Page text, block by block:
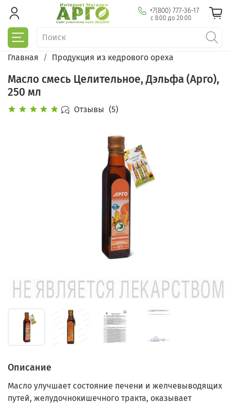
+7(800) 777-36-17
с 8:00 до 20:00
Главная Продукция из кедрового ореха
Масло смесь Целительное, Дэльфа (Арго),
250 мл
Отзывы (5)
Описание
Масло улучшает состояние печени и желчевыводящих
путей, желудочно­кишечного тракта, оказывает